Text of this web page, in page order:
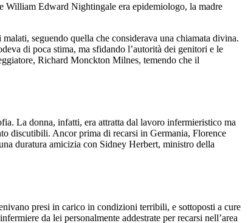
William Edward Nightingale era epidemiologo, la madre
seguendo quella che considerava una chiamata divina.
di poca stima, ma sfidando l’autorità dei genitori e le
Richard Monckton Milnes, temendo che il
La donna, infatti, era attratta dal lavoro infermieristico ma
discutibili. Ancor prima di recarsi in Germania, Florence
duratura amicizia con Sidney Herbert, ministro della
presi in carico in condizioni terribili, e sottoposti a cure
da lei personalmente addestrate per recarsi nell’area